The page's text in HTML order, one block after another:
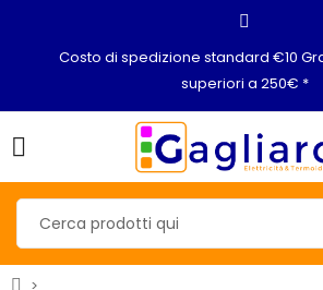
Costo di spedizione standard €10
superiori a 250€ *